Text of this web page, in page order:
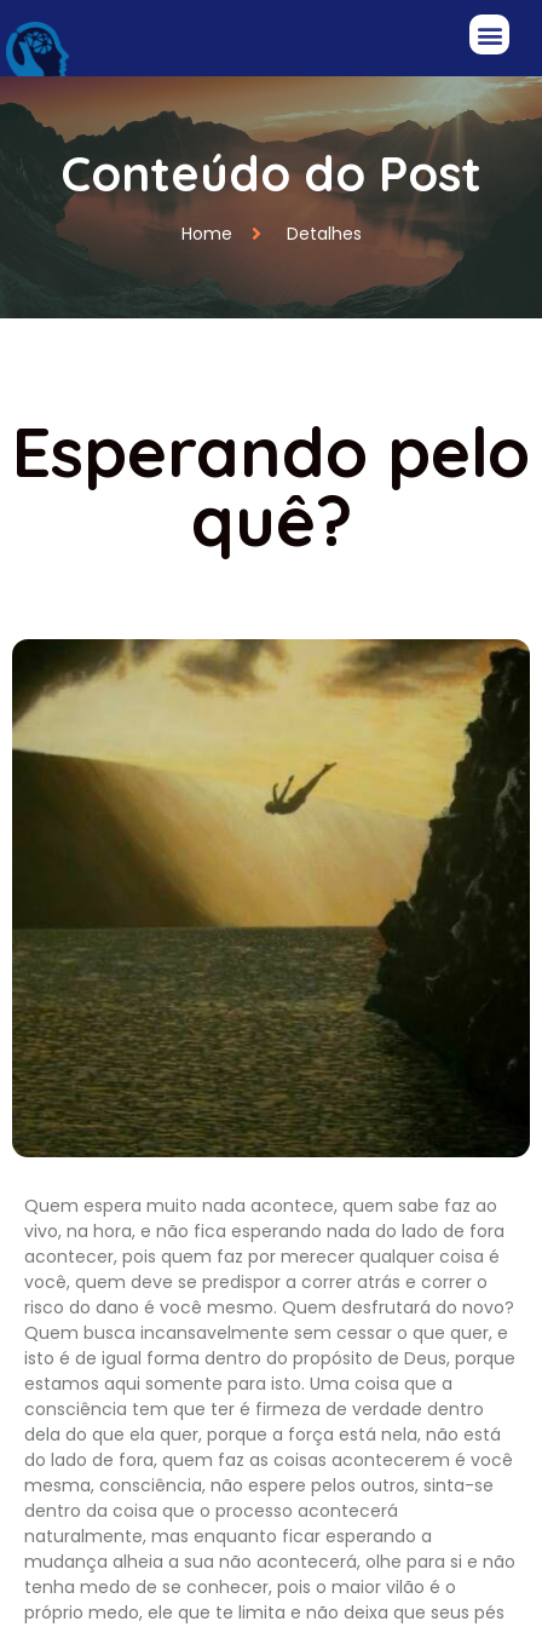
Conteúdo do Post
Home Detalhes
Esperando pelo
quê?
Quem espera muito nada acontece, quem sabe faz ao
vivo, na hora, e não fica esperando nada do lado de fora
acontecer, pois quem faz por merecer qualquer coisa é
você, quem deve se predispor a correr atrás e correr o
risco do dano é você mesmo. Quem desfrutará do novo?
Quem busca incansavelmente sem cessar o que quer, e
isto é de igual forma dentro do propósito de Deus, porque
estamos aqui somente para isto. Uma coisa que a
consciência tem que ter é firmeza de verdade dentro
dela do que ela quer, porque a força está nela, não está
do lado de fora, quem faz as coisas acontecerem é você
mesma, consciência, não espere pelos outros, sinta-se
dentro da coisa que o processo acontecerá
naturalmente, mas enquanto ficar esperando a
mudança alheia a sua não acontecerá, olhe para si e não
tenha medo de se conhecer, pois o maior vilão é o
próprio medo, ele que te limita e não deixa que seus pés